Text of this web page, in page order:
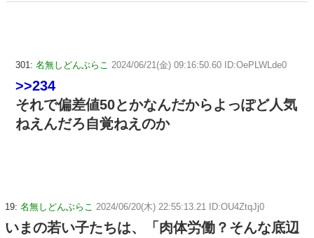
301: 名無しどんぶらこ 2024/06/21(金) 09:16:50.60 ID:OePLWLde0
>>234
それで偏差値50とかなんだからよっぽど人気
ねえんだろ自覚ねえのか
19: 名無しどんぶらこ 2024/06/20(木) 22:55:13.21 ID:OU4ZtqJj0
いまの若い子たちは、「肉体労働？そんな底辺